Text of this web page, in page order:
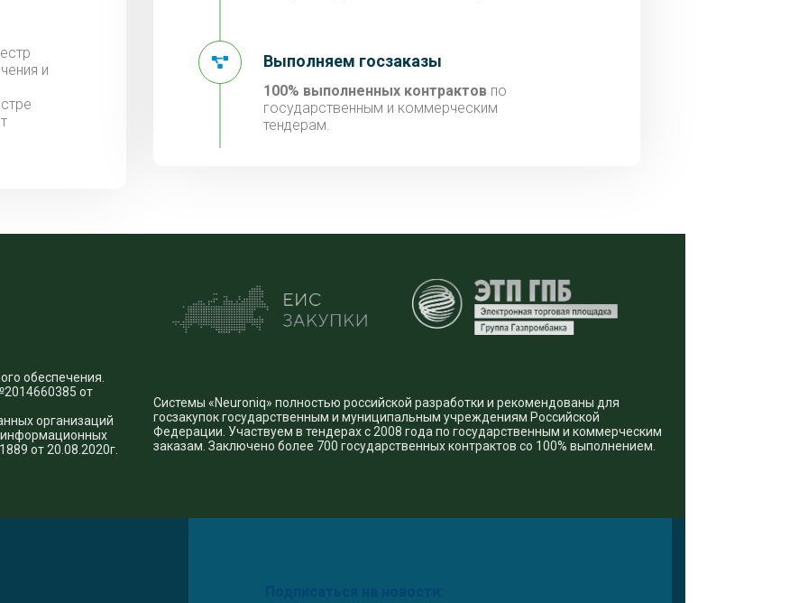
и
Выполняем госзаказы
100% выполненных контрактов по
государственным и коммерческим
тендерам.
обеспечения.
от
организаций
информационных
от 20.08.2020г.
Системы «Neuroniq» полностью российской разработки и рекомендованы для
госзакупок государственным и муниципальным учреждениям Российской
Федерации. Участвуем в тендерах с 2008 года по государственным и коммерческим
заказам. Заключено более 700 государственных контрактов со 100% выполнением.